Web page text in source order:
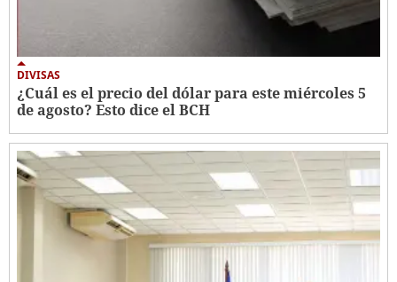
DIVISAS
¿Cuál es el precio del dólar para este miércoles 5
de agosto? Esto dice el BCH